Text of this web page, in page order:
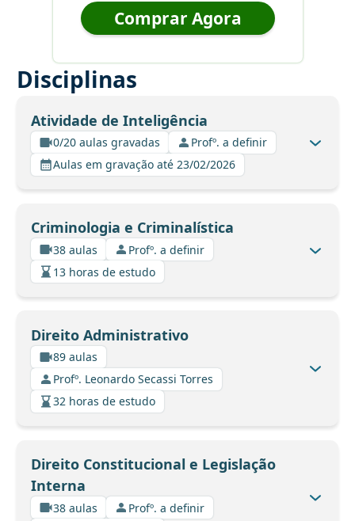
Comprar Agora
Disciplinas
Atividade de Inteligência
0/20 aulas gravadas
Profº. a definir
Aulas em gravação até 23/02/2026
Criminologia e Criminalística
38 aulas
Profº. a definir
13 horas de estudo
Direito Administrativo
89 aulas
Profº. Leonardo Secassi Torres
32 horas de estudo
Direito Constitucional e Legislação
Interna
38 aulas
Profº. a definir